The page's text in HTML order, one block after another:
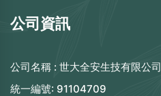
公司資訊
公司名稱 : 世大全安生技有限公司
統一編號: 91104709